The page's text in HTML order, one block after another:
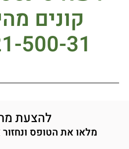
קונים
500-31
להצעת
מלאו את הטופס